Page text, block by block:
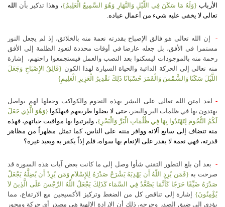
الأرباب {وَلَهُ مَا سَكَنَ فِي اللَّيْلِ وَالنَّهَارِ وَهُوَ السَّمِيعُ الْعَلِيمُ}، وهذا تذكير بأن الله
تعالى لا يخفى عليه شيء من أعمال عباده.
- إن الله تعالى هو فالق الإصباح بقدرته نعمة منه بالخلائق، إذ لم يجعل النور
مستمرا في الأفق، بل جعله عارضا في أوقات محددة لتعود الظلمة إلى الأفق
رحمة منه بالموجودات ليسكنوا بعد النصب والعمل فيستجمعوا راحتهم، إشارة
منه تعالى إلى الحركة الدائبة والحياة السيارة لهذا الكون‏ {فَالِقُ الإِصْبَاحِ وَجَعَلَ
اللَّيْلَ سَكَنًا وَالشَّمْسَ وَالْقَمَرَ حُسْبَانًا ذَلِكَ تَقْدِيرُ الْعَزِيزِ الْعَلِيمِ}
- لقد امتن الله تعالى على البشر بهذه النجوم والكواكب وجعلها لهم بواصل
يهتدون بها في ظلمات البر والبحر ، حتى لا يضلوا طريقهم فيهلكوا ‏{وَهُوَ الَّذِي جَعَلَ
لَكُمُ النُّجُومَ لِتَهْتَدُوا بِهَا فِي ظُلُمَاتِ الْبَرِّ وَالْبَحْرِ}، وليرتبوا بها مواقيت حياتهم، فهذه
منة تنضاف إلى سابغ آلائه ووافر مننه على الناس، كما تمثل مظهراً من مظاهر
قدرته، فهي نعمة لا يقدر على الإنعام بها سواه، فلم إذاً يكفر به ويعبد غيره؟
- بعد أن بلغ التطور التقني شأوا وصل إلى ما كانت بعض آيات هذه السورة قد
صرحت به {فَمَن يُرِدِ اللّهُ أَن يَهْدِيَهُ يَشْرَحْ صَدْرَهُ لِلإِسْلاَمِ وَمَن يُرِدْ أَن يُضِلَّهُ يَجْعَلْ
صَدْرَهُ ضَيِّقًا حَرَجًا كَأَنَّمَا يَصَّعَّدُ فِي السَّمَاء كَذَلِكَ يَجْعَلُ اللّهُ الرِّجْسَ عَلَى الَّذِينَ لاَ
يُؤْمِنُونَ} إشارة إلى تناقص كل من الضغط وتركيز الأكسيجين مع الارتفاع، مما
يؤدي إلي ضيق الصدر وحرجه‏، ذلك أن الإرادة الإلهية هي مصدر أي حركة ومحور